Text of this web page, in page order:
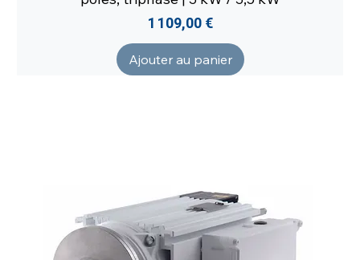
Prix
1 109,00 €
Ajouter au panier